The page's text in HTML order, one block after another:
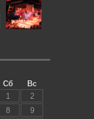
Сб
Вс
1
2
8
9